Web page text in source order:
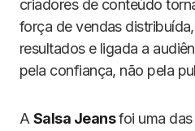
criadores de conteúdo
força de vendas
resultados e ligada a
pela confiança, não pela
A Salsa Jeansfoi uma das